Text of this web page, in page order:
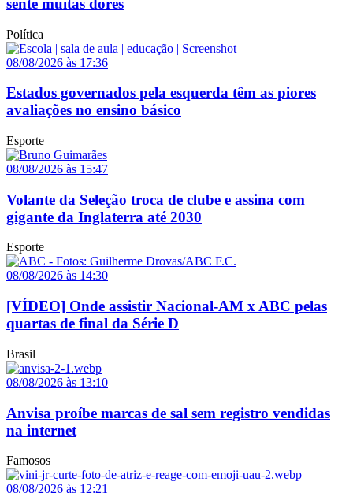
sente muitas dores
Política
08/08/2026 às 17:36
Estados governados pela esquerda têm as piores
avaliações no ensino básico
Esporte
08/08/2026 às 15:47
Volante da Seleção troca de clube e assina com
gigante da Inglaterra até 2030
Esporte
08/08/2026 às 14:30
[VÍDEO] Onde assistir Nacional-AM x ABC pelas
quartas de final da Série D
Brasil
08/08/2026 às 13:10
Anvisa proíbe marcas de sal sem registro vendidas
na internet
Famosos
08/08/2026 às 12:21